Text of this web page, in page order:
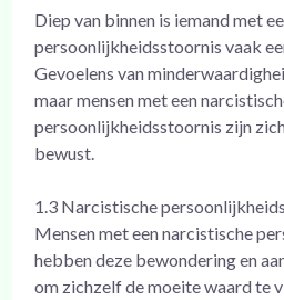
Diep van binnen is iemand met
persoonlijkheidsstoornis vaak
Gevoelens van
maar mensen met een
persoonlijkheidsstoornis zijn
bewust.
1.3 Narcistische
Mensen met een narcistische
hebben deze bewondering en
om zichzelf de moeite waard te